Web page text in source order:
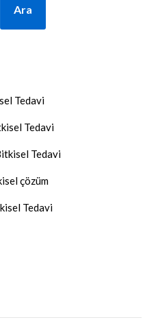
Ara
Tedavi
Tedavi
Tedavi
çözüm
Tedavi